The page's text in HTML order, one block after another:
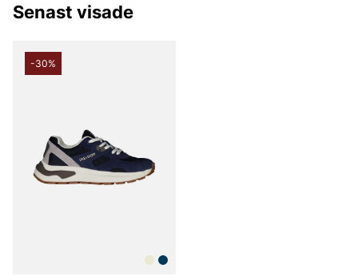
NN07
Björn Borg
Senast visade
-30%